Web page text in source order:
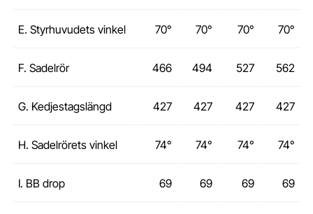
E. Styrhuvudets vinkel 70° 70° 70° 70°
F. Sadelrör 466 494 527 562
G. Kedjestagslängd 427 427 427 427
H. Sadelrörets vinkel 74° 74° 74° 74°
I. BB drop 69 69 69 69